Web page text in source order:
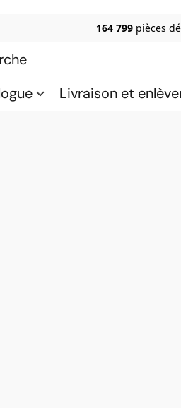
164 799 pièces
Livraison et